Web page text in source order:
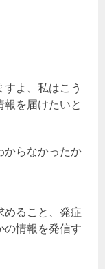
よ、私はこう
を届けたいと
からなかったか
めること、発症
の情報を発信す